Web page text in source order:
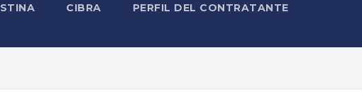
CIBRA PERFIL DEL CONTRATANTE